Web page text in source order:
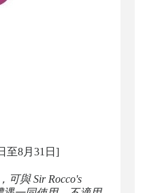
至8月31日]
可與 Sir Rocco's